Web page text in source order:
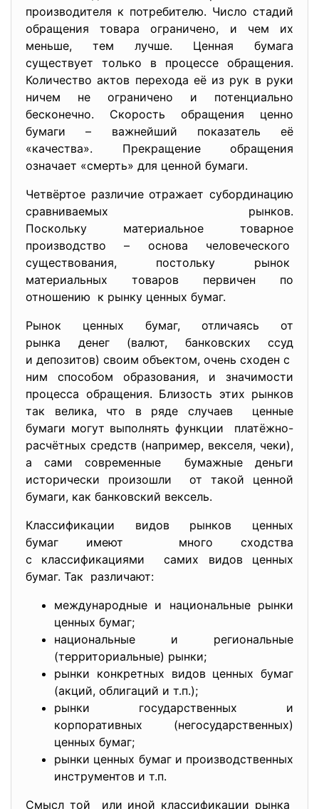
производителя к потребителю. Число стадий
обращения товара ограничено, и чем их
меньше, тем лучше. Ценная бумага
существует только в процессе обращения.
Количество актов перехода её из рук в руки
ничем не ограничено и потенциально
бесконечно. Скорость обращения ценно
бумаги – важнейший показатель её
«качества». Прекращение обращения
означает «смерть» для ценной бумаги.
Четвёртое различие отражает субординацию
сравниваемых рынков.
Поскольку материальное товарное
производство – основа человеческого
существования, постольку рынок
материальных товаров первичен по
отношению к рынку ценных бумаг.
Рынок ценных бумаг, отличаясь от
рынка денег (валют, банковских ссуд
и депозитов) своим объектом, очень сходен с
ним способом образования, и значимости
процесса обращения. Близость этих рынков
так велика, что в ряде случаев ценные
бумаги могут выполнять функции платёжно-
расчётных средств (например, векселя, чеки),
а сами современные бумажные деньги
исторически произошли от такой ценной
бумаги, как банковский вексель.
Классификации видов рынков ценных
бумаг имеют много сходства
с классификациями самих видов ценных
бумаг. Так различают:
международные и национальные рынки
ценных бумаг;
национальные и региональные
(территориальные) рынки;
рынки конкретных видов ценных бумаг
(акций, облигаций и т.п.);
рынки государственных и
корпоративных (негосударственных)
ценных бумаг;
рынки ценных бумаг и производственных
инструментов и т.п.
Смысл той или иной классификации рынка